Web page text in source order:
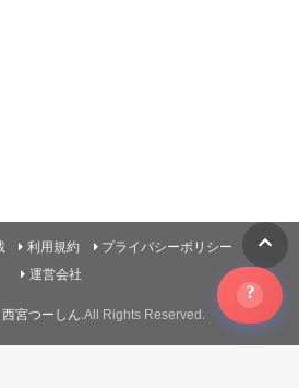
利用規約
プライバシーポリシー
運営会社
西宮つーしん.All Rights Reserved.
?